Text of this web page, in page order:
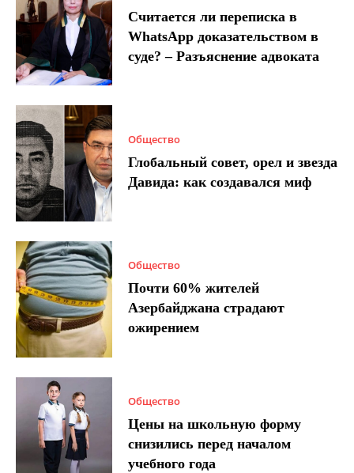
Считается ли переписка в
WhatsApp доказательством в
суде? – Разъяснение адвоката
Общество
Глобальный совет, орел и звезда
Давида: как создавался миф
Общество
Почти 60% жителей
Азербайджана страдают
ожирением
Общество
Цены на школьную форму
снизились перед началом
учебного года